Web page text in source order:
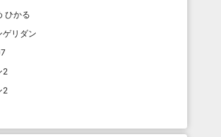
ひかる
ゲリダン
2
2